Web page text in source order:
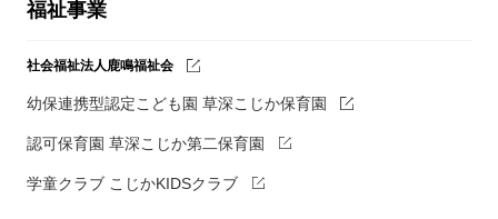
福祉事業
社会福祉法人鹿鳴福祉会
幼保連携型認定こども園 草深こじか保育園
認可保育園 草深こじか第二保育園
学童クラブ こじかKIDSクラブ